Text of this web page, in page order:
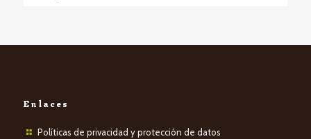
Enlaces
Políticas de privacidad y protección de datos